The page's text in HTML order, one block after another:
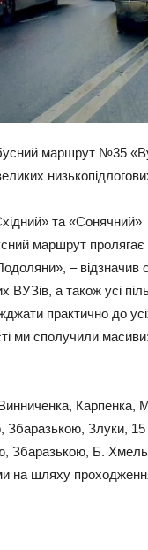
маршрут №35
та «Сонячний»
маршрут пролягає
– відзначив
ВУЗів, а також усі
практично до
ми сполучили
Карпенка,
Злуки, 15
Збаразькою, Б.
на шляху